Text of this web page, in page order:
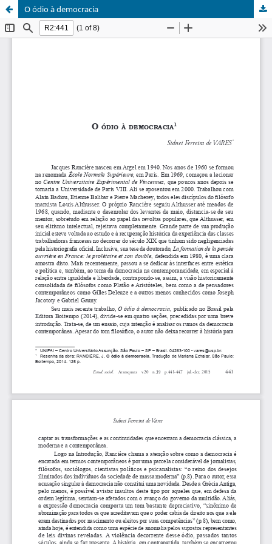
O ódio à democracia